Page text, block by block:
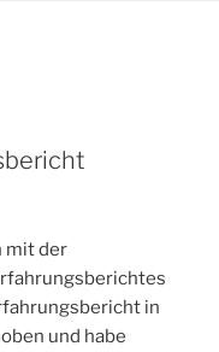
mit der
in
und habe